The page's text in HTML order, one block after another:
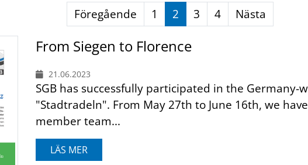
Föregående 1 2 3 4 Nästa
From Siegen to Florence
21.06.2023
SGB has successfully participated in the Germany-
"Stadtradeln". From May 27th to June 16th, we
member team...
LÄS MER